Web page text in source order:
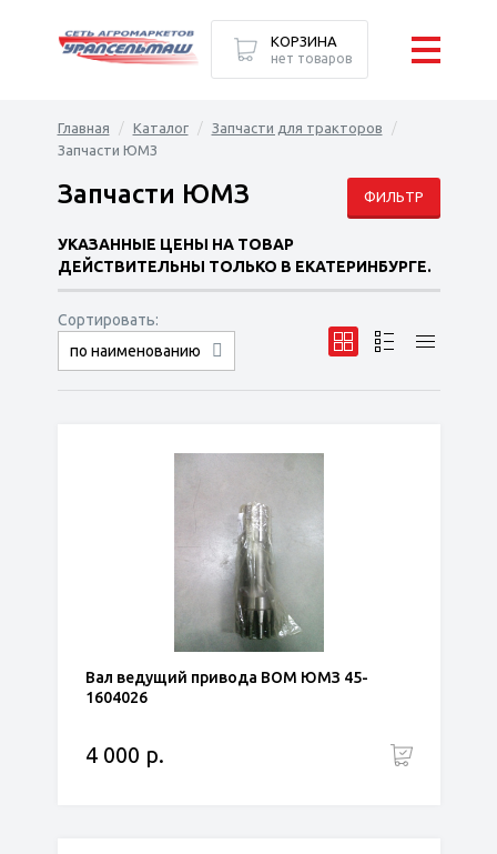
Главная Каталог
Запчасти для тракторов
Запчасти ЮМЗ
ФИЛЬТР
Запчасти ЮМЗ
УКАЗАННЫЕ ЦЕНЫ НА ТОВАР
ДЕЙСТВИТЕЛЬНЫ ТОЛЬКО В ЕКАТЕРИНБУРГЕ.
Сортировать:
по наименованию
сначала дешёвые
сначала дорогие
Вал ведущий привода ВОМ ЮМЗ 45-
1604026
4 000 р.
КОРЗИНА
нет товаров